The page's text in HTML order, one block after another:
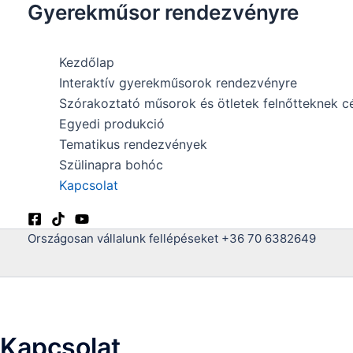
Gyerekműsor rendezvényre
Kezdőlap
Interaktív gyerekműsorok rendezvényre
Szórakoztató műsorok és ötletek felnőtteknek
Egyedi produkció
Tematikus rendezvények
Szülinapra bohóc
Kapcsolat
Országosan vállalunk fellépéseket +36 70 6382649